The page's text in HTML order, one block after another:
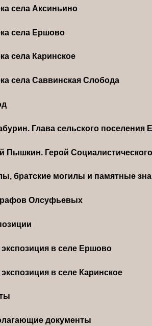
села Аксиньино
села Ершово
села Каринское
села Саввинская Слобода
Глава сельского поселения
Пышкин. Герой
братские могилы и памятные
Олсуфьевых
экспозиция в селе Ершово
в селе Каринское
документы